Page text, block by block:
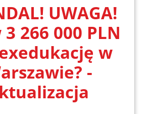
UWAGA!
266 000 PLN
w
-